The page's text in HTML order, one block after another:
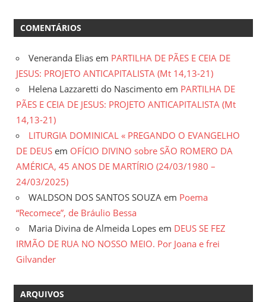
COMENTÁRIOS
Veneranda Elias em PARTILHA DE PÃES E CEIA DE
JESUS: PROJETO ANTICAPITALISTA (Mt 14,13-21)
Helena Lazzaretti do Nascimento em PARTILHA DE
PÃES E CEIA DE JESUS: PROJETO ANTICAPITALISTA (Mt
14,13-21)
LITURGIA DOMINICAL « PREGANDO O EVANGELHO
DE DEUS em OFÍCIO DIVINO sobre SÃO ROMERO DA
AMÉRICA, 45 ANOS DE MARTÍRIO (24/03/1980 –
24/03/2025)
WALDSON DOS SANTOS SOUZA em Poema
“Recomece”, de Bráulio Bessa
Maria Divina de Almeida Lopes em DEUS SE FEZ
IRMÃO DE RUA NO NOSSO MEIO. Por Joana e frei
Gilvander
ARQUIVOS